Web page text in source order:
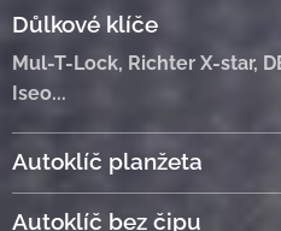
Důlkové klíče
Mul-T-Lock, Richter X-star,
Iseo...
Autoklíč planžeta
Autoklíč bez čipu